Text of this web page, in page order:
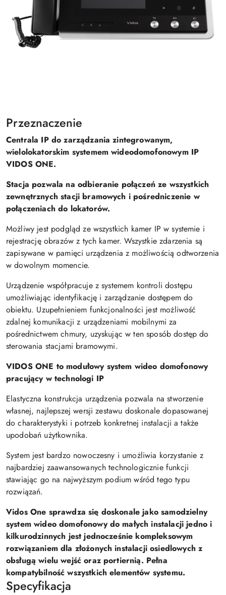
Przeznaczenie
Centrala IP do zarządzania zintegrowanym,
wielolokatorskim systemem wideodomofonowym IP
VIDOS ONE.
Stacja pozwala na odbieranie połączeń ze wszystkich
zewnętrznych stacji bramowych i pośredniczenie w
połączeniach do lokatorów.
Możliwy jest podgląd ze wszystkich kamer IP w systemie i
rejestrację obrazów z tych kamer. Wszystkie zdarzenia są
zapisywane w pamięci urządzenia z możliwością odtworzenia
w dowolnym momencie.
Urządzenie współpracuje z systemem kontroli dostępu
umożliwiając identyfikację i zarządzanie dostępem do
obiektu. Uzupełnieniem funkcjonalności jest możliwość
zdalnej komunikacji z urządzeniami mobilnymi za
pośrednictwem chmury, uzyskując w ten sposób dostęp do
sterowania stacjami bramowymi.
VIDOS ONE to modułowy system wideo domofonowy
pracujący w technologi IP
Elastyczna konstrukcja urządzenia pozwala na stworzenie
własnej, najlepszej wersji zestawu doskonale dopasowanej
do charakterystyki i potrzeb konkretnej instalacji a także
upodobań użytkownika.
System jest bardzo nowoczesny i umożliwia korzystanie z
najbardziej zaawansowanych technologicznie funkcji
stawiając go na najwyższym podium wśród tego typu
rozwiązań.
Vidos One sprawdza się doskonale jako samodzielny
system wideo domofonowy do małych instalacji jedno i
kilkurodzinnych jest jednocześnie kompleksowym
rozwiązaniem dla złożonych instalacji osiedlowych z
obsługą wielu wejść oraz portiernią. Pełna
kompatybilność wszystkich elementów systemu.
Specyfikacja